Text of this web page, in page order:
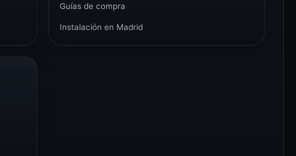
Guías de compra
Instalación en Madrid